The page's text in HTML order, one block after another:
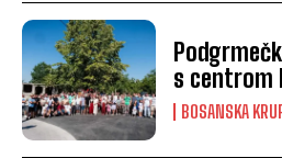
s centrom
BOSANSKA